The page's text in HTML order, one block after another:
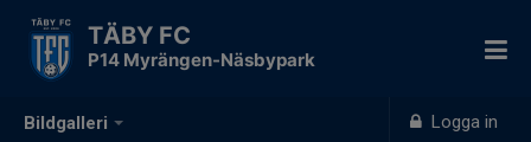
Bildgalleri Logga in
TÄBY FC
P14 Myrängen-Näsbypark